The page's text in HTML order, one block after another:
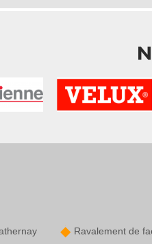
Ravalement de